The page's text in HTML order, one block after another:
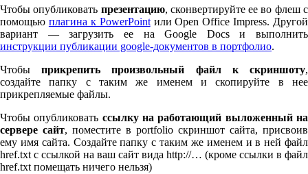
Чтобы опубликовать презентацию, сконвертируйте ее во флеш с
помощью плагина к Pow­er­Pointили Open Office Impress. Другой
вариант — загрузить ее на Google Docs и выполнить
инструкции публикации google-документов в портфолио.
Чтобыприкрепить произвольный файл к скриншоту,
создайте папку с таким же именем и скопируйте в нее
прикрепляемые файлы.
Чтобы опубликовать ссылку на работающий выложенный на
сервере сайт, поместите в port­fo­lio скриншот сайта, присвоив
ему имя сайта. Создайте папку с таким же именем и в ней файл
href.txt с ссылкой на ваш сайт вида http://… (кроме ссылки в файл
href.txt помещать ничего нельзя)